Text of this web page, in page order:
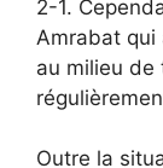
2-1.
Amrabat qui
au milieu de
Outre la